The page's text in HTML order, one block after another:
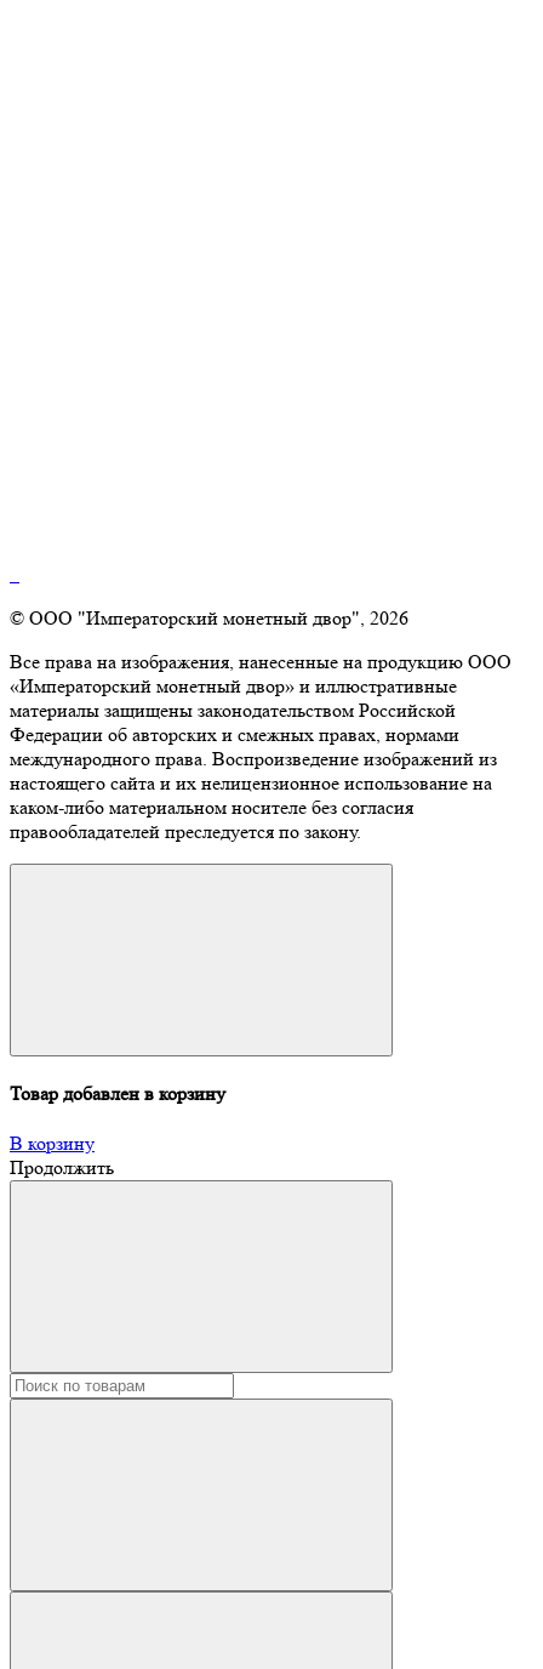
© ООО "Императорский монетный двор", 2026
Все права на изображения, нанесенные на продукцию ООО
«Императорский монетный двор» и иллюстративные
материалы защищены законодательством Российской
Федерации об авторских и смежных правах, нормами
международного права. Воспроизведение изображений из
настоящего сайта и их нелицензионное использование на
каком-либо материальном носителе без согласия
правообладателей преследуется по закону.
Товар добавлен в корзину
В корзину
Продолжить